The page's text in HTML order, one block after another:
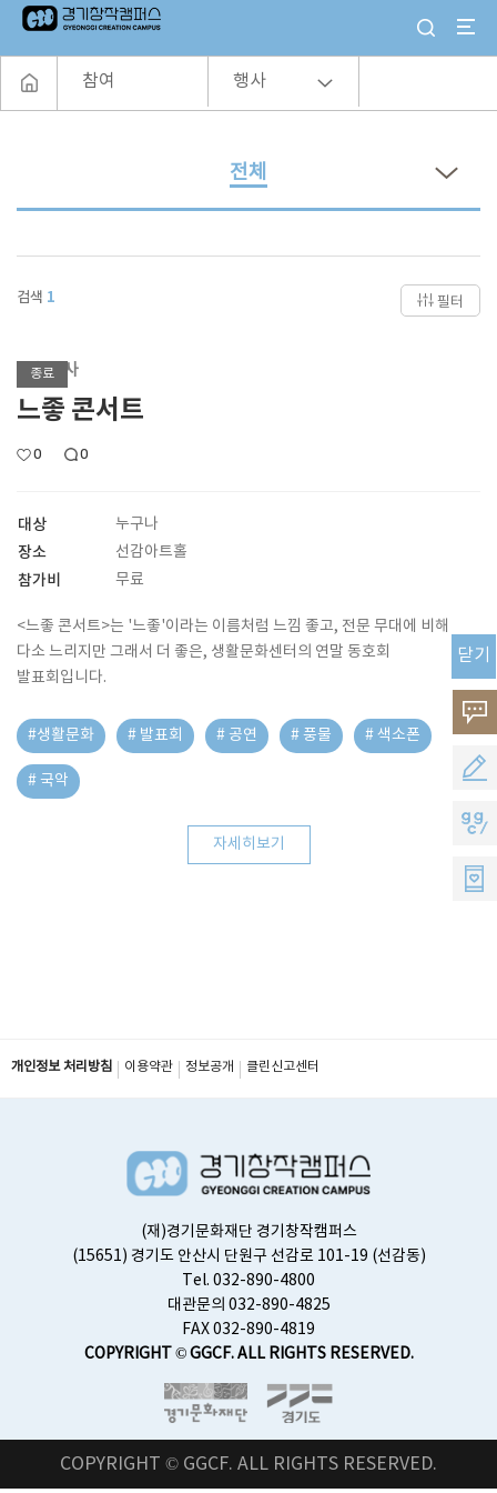
고
리
공
모
지
지
닫기
참여 행사
전체
검색 1 필터
종료
기획행사
느좋 콘서트
0 0
대상 누구나
장소 선감아트홀
참가비 무료
<느좋 콘서트>는 '느좋'이라는 이름처럼 느낌 좋고, 전문 무대에 비해
다소 느리지만 그래서 더 좋은, 생활문화센터의 연말 동호회
발표회입니다.
#생활문화 # 발표회 # 공연 # 풍물 # 색소폰
# 국악
자세히보기
개인정보 처리방침 이용약관 정보공개 클린신고센터
(재)경기문화재단 경기창작캠퍼스
(15651) 경기도 안산시 단원구 선감로 101-19 (선감동)
Tel. 032-890-4800
대관문의 032-890-4825
FAX 032-890-4819
COPYRIGHT © GGCF. ALL RIGHTS RESERVED.
COPYRIGHT © GGCF. ALL RIGHTS RESERVED.